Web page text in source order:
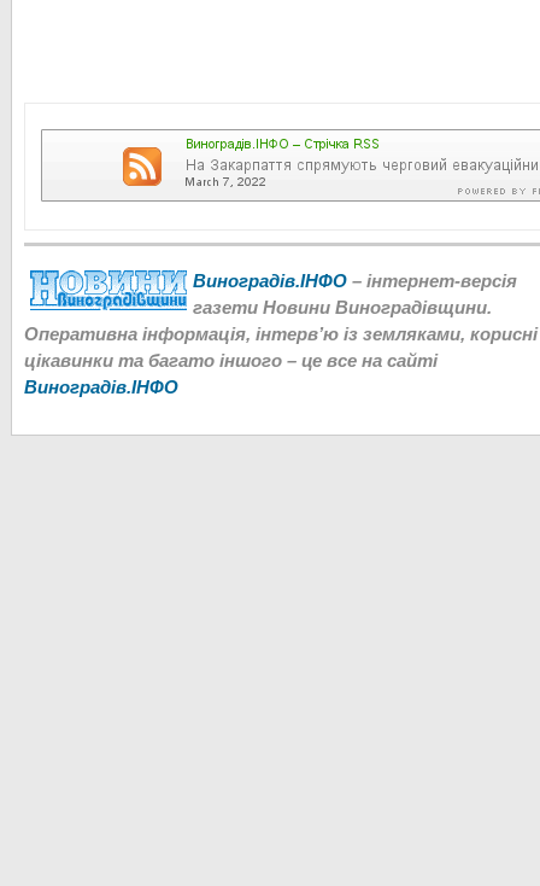
Виноградів.ІНФО – інтернет-версія
газети Новини Виноградівщини.
Оперативна інформація, інтерв’ю із земляками, корисні
цікавинки та багато іншого – це все на сайті
Виноградів.ІНФО